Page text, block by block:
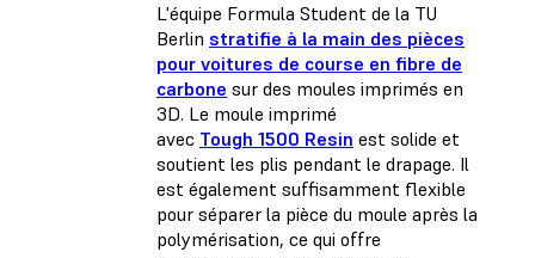
L'équipe Formula Student de la TU
Berlin stratifie à la main des pièces
pour voitures de course en fibre de
carbone sur des moules imprimés en
3D. Le moule imprimé
avec Tough 1500 Resin est solide et
soutient les plis pendant le drapage. Il
est également suffisamment flexible
pour séparer la pièce du moule après la
polymérisation, ce qui offre